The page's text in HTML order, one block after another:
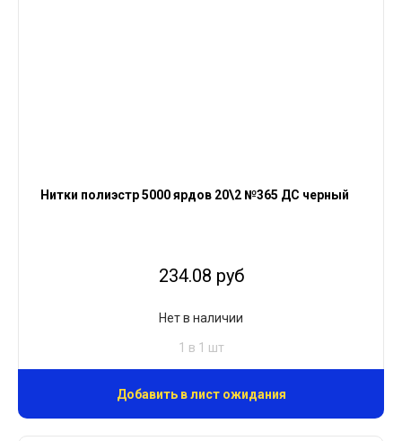
Нитки полиэстр 5000 ярдов 20\2 №365 ДС черный
234.08 руб
Нет в наличии
1 в 1 шт
Добавить в лист ожидания